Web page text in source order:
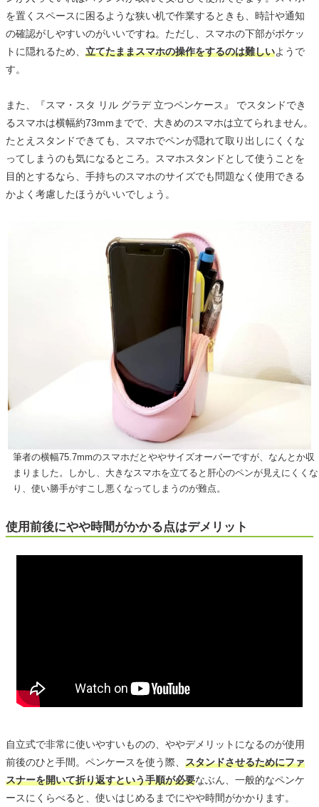
を置くスペースに困るような狭い机で作業するときも、時計や通知
の確認がしやすいのがいいですね。ただし、スマホの下部がポケッ
トに隠れるため、 立てたままスマホの操作をするのは難しいようで
す。
また、『スマ・スタ リル グラデ 立つペンケース』 でスタンドでき
るスマホは横幅約73mmまでで、大きめのスマホは立てられません。
たとえスタンドできても、スマホでペンが隠れて取り出しにくくな
ってしまうのも気になるところ。スマホスタンドとして使うことを
目的とするなら、手持ちのスマホのサイズでも問題なく使用できる
かよく考慮したほうがいいでしょう。
筆者の横幅75.7mmのスマホだとややサイズオーバーですが、なんとか収
まりました。しかし、大きなスマホを立てると肝心のペンが見えにくくな
り、使い勝手がすこし悪くなってしまうのが難点。
使用前後にやや時間がかかる点はデメリット
自立式で非常に使いやすいものの、ややデメリットになるのが使用
前後のひと手間。ペンケースを使う際、 スタンドさせるためにファ
スナーを開いて折り返すという手順が必要なぶん、一般的なペンケ
ースにくらべると、使いはじめるまでにやや時間がかかります。